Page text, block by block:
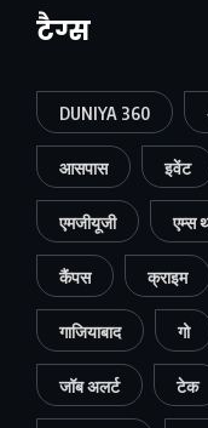
टैग्स
DUNIYA 360
आसपास इवेंट
एमजीयूजी एम्स
कैंपस क्राइम
गाजियाबाद गो
जॉब अलर्ट टेक